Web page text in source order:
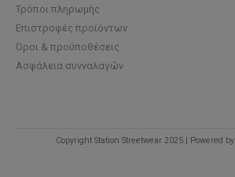
Τρόποι πληρωμής
Επιστροφές προϊόντων
Όροι & προϋποθέσεις
Ασφάλεια συνναλαγών
Copyright Station Streetwear 2025 | Powered by